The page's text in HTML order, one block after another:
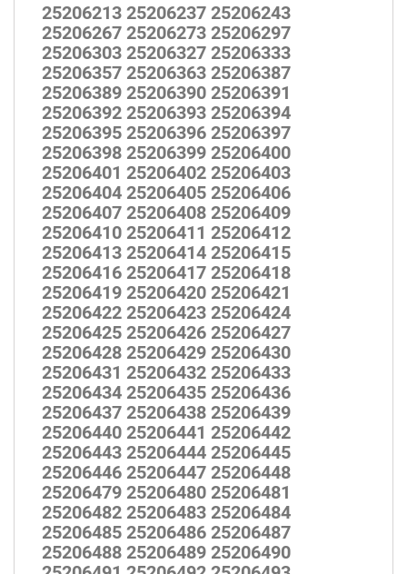
25206213 25206237 25206243
25206267 25206273 25206297
25206303 25206327 25206333
25206357 25206363 25206387
25206389 25206390 25206391
25206392 25206393 25206394
25206395 25206396 25206397
25206398 25206399 25206400
25206401 25206402 25206403
25206404 25206405 25206406
25206407 25206408 25206409
25206410 25206411 25206412
25206413 25206414 25206415
25206416 25206417 25206418
25206419 25206420 25206421
25206422 25206423 25206424
25206425 25206426 25206427
25206428 25206429 25206430
25206431 25206432 25206433
25206434 25206435 25206436
25206437 25206438 25206439
25206440 25206441 25206442
25206443 25206444 25206445
25206446 25206447 25206448
25206479 25206480 25206481
25206482 25206483 25206484
25206485 25206486 25206487
25206488 25206489 25206490